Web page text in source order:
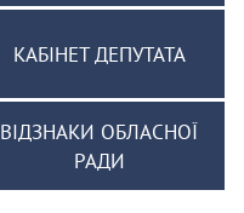
КАБІНЕТ ДЕПУТАТА
ВІДЗНАКИ ОБЛАСНОЇ
РАДИ